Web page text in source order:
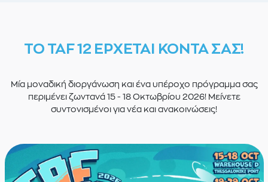
ΤΟ TAF 12 ΕΡΧΕΤΑΙ ΚΟΝΤΑ ΣΑΣ!
Μία μοναδική διοργάνωση και ένα υπέροχο πρόγραμμα σας
περιμένει ζωντανά 15 - 18 Οκτωβρίου 2026! Μείνετε
συντονισμένοι για νέα και ανακοινώσεις!